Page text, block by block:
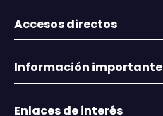
Memorias
Términos y Condiciones de Uso
Accesos directos
Seguros para empresas
Información importante
Enlaces de interés